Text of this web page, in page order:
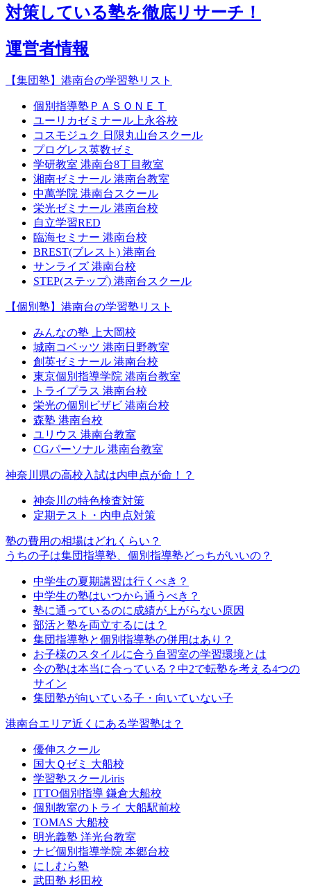
対策している塾を徹底リサーチ！
運営者情報
【集団塾】港南台の学習塾リスト
個別指導塾ＰＡＳＯＮＥＴ
ユーリカゼミナール上永谷校
コスモジュク 日限丸山台スクール
プログレス英数ゼミ
学研教室 港南台8丁目教室
湘南ゼミナール 港南台教室
中萬学院 港南台スクール
栄光ゼミナール 港南台校
自立学習RED
臨海セミナー 港南台校
BREST(ブレスト) 港南台
サンライズ 港南台校
STEP(ステップ) 港南台スクール
【個別塾】港南台の学習塾リスト
みんなの塾 上大岡校
城南コベッツ 港南日野教室
創英ゼミナール 港南台校
東京個別指導学院 港南台教室
トライプラス 港南台校
栄光の個別ビザビ 港南台校
森塾 港南台校
ユリウス 港南台教室
CGパーソナル 港南台教室
神奈川県の高校入試は内申点が命！？
神奈川の特色検査対策
定期テスト・内申点対策
塾の費用の相場はどれくらい？
うちの子は集団指導塾、個別指導塾どっちがいいの？
中学生の夏期講習は行くべき？
中学生の塾はいつから通うべき？
塾に通っているのに成績が上がらない原因
部活と塾を両立するには？
集団指導塾と個別指導塾の併用はあり？
お子様のスタイルに合う自習室の学習環境とは
今の塾は本当に合っている？中2で転塾を考える4つの
サイン
集団塾が向いている子・向いていない子
港南台エリア近くにある学習塾は？
優伸スクール
国大Ｑゼミ 大船校
学習塾スクールiris
ITTO個別指導 鎌倉大船校
個別教室のトライ 大船駅前校
TOMAS 大船校
明光義塾 洋光台教室
ナビ個別指導学院 本郷台校
にしむら塾
武田塾 杉田校